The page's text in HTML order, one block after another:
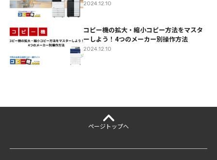
2024.12.10
コピー機の拡大・縮小コピー方法をマスタ
ーしよう！4つのメーカー別操作方法
2024.12.10
ページ トップへ